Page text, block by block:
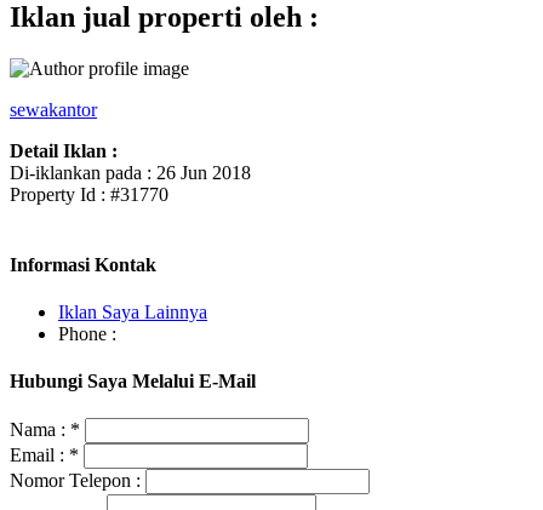
Iklan jual properti oleh :
sewakantor
Detail Iklan :
Di-iklankan pada : 26 Jun 2018
Property Id : #31770
Informasi Kontak
Iklan Saya Lainnya
Phone :
Hubungi Saya Melalui E-Mail
Nama : *
Email : *
Nomor Telepon :